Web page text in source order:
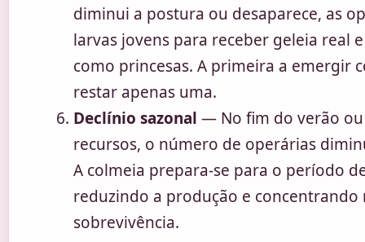
diminui a postura ou desaparece, as
larvas jovens para receber geleia real
como princesas. A primeira a emergir
restar apenas uma.
Declínio sazonal — No fim do verão ou
recursos, o número de operárias
A colmeia prepara-se para o período
reduzindo a produção e concentrando
sobrevivência.